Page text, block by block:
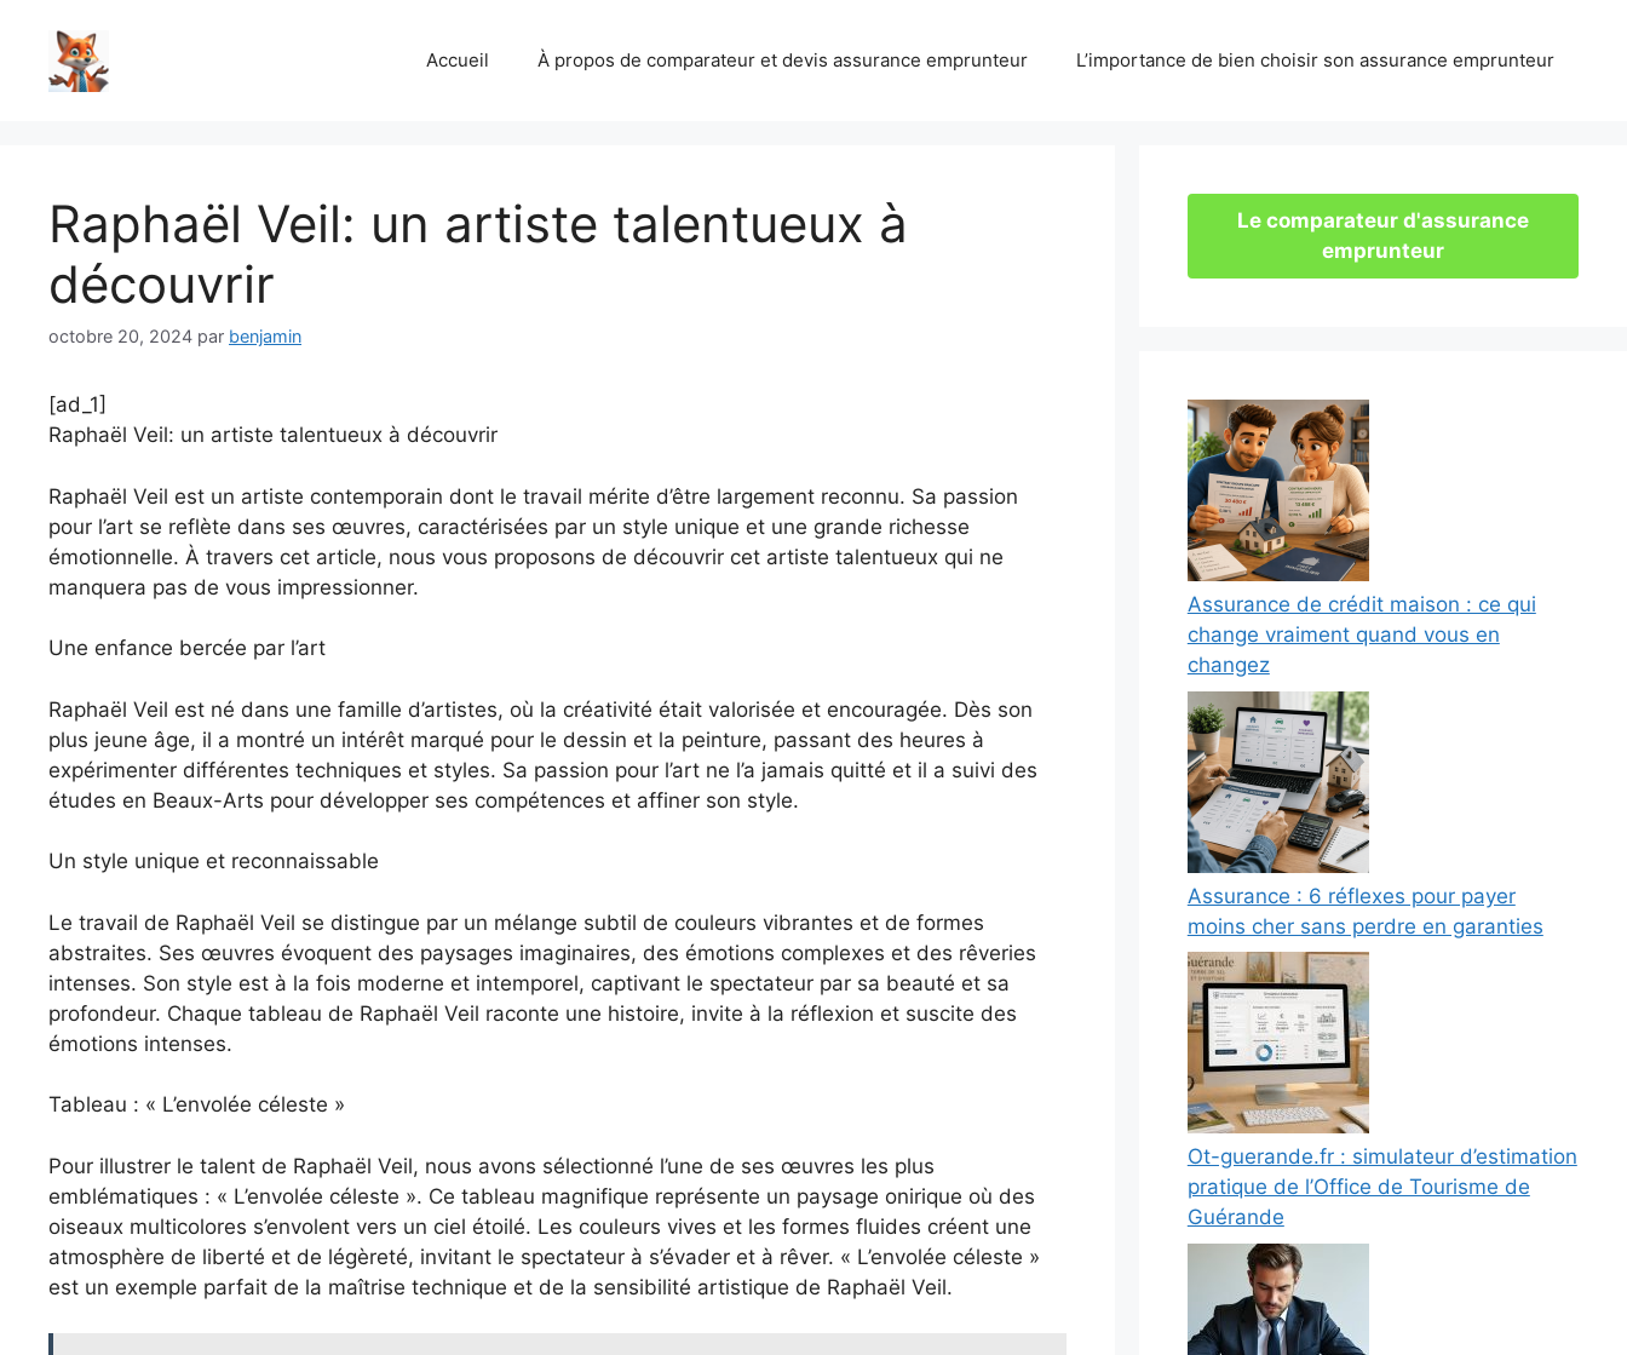
contenu
Accueil À propos de comparateur et devis assurance emprunteur L’importance de bien choisir son assurance emprunteur
Raphaël Veil: un artiste talentueux à
découvrir
octobre 20, 2024 par benjamin
[ad_1]
Raphaël Veil: un artiste talentueux à découvrir
Raphaël Veil est un artiste contemporain dont le travail mérite d’être largement reconnu. Sa passion
pour l’art se reflète dans ses œuvres, caractérisées par un style unique et une grande richesse
émotionnelle. À travers cet article, nous vous proposons de découvrir cet artiste talentueux qui ne
manquera pas de vous impressionner.
Une enfance bercée par l’art
Raphaël Veil est né dans une famille d’artistes, où la créativité était valorisée et encouragée. Dès son
plus jeune âge, il a montré un intérêt marqué pour le dessin et la peinture, passant des heures à
expérimenter différentes techniques et styles. Sa passion pour l’art ne l’a jamais quitté et il a suivi des
études en Beaux-Arts pour développer ses compétences et affiner son style.
Un style unique et reconnaissable
Le travail de Raphaël Veil se distingue par un mélange subtil de couleurs vibrantes et de formes
abstraites. Ses œuvres évoquent des paysages imaginaires, des émotions complexes et des rêveries
intenses. Son style est à la fois moderne et intemporel, captivant le spectateur par sa beauté et sa
profondeur. Chaque tableau de Raphaël Veil raconte une histoire, invite à la réflexion et suscite des
émotions intenses.
Tableau : « L’envolée céleste »
Pour illustrer le talent de Raphaël Veil, nous avons sélectionné l’une de ses œuvres les plus
emblématiques : « L’envolée céleste ». Ce tableau magnifique représente un paysage onirique où des
oiseaux multicolores s’envolent vers un ciel étoilé. Les couleurs vives et les formes fluides créent une
atmosphère de liberté et de légèreté, invitant le spectateur à s’évader et à rêver. « L’envolée céleste »
est un exemple parfait de la maîtrise technique et de la sensibilité artistique de Raphaël Veil.
Le comparateur d'assurance
emprunteur
Assurance de crédit maison : ce qui
change vraiment quand vous en
changez
Assurance : 6 réflexes pour payer
moins cher sans perdre en garanties
Ot-guerande.fr : simulateur d’estimation
pratique de l’Office de Tourisme de
Guérande